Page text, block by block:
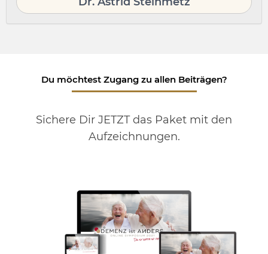
Du möchtest Zugang zu allen Beiträgen?
Sichere Dir JETZT das Paket mit den
Aufzeichnungen.